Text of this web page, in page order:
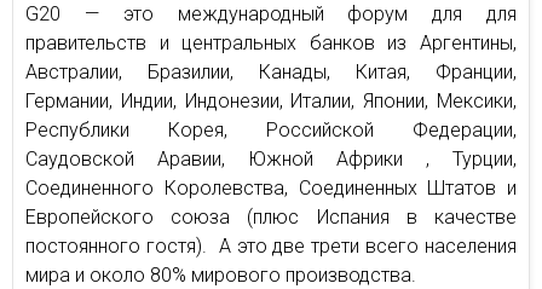
G20 — это международный форум для для
правительств и центральных банков из Аргентины,
Австралии, Бразилии, Канады, Китая, Франции,
Германии, Индии, Индонезии, Италии, Японии, Мексики,
Республики Корея, Российской Федерации,
Саудовской Аравии, Южной Африки , Турции,
Соединенного Королевства, Соединенных Штатов и
Европейского союза (плюс Испания в качестве
постоянного гостя). А это две трети всего населения
мира и около 80% мирового производства.